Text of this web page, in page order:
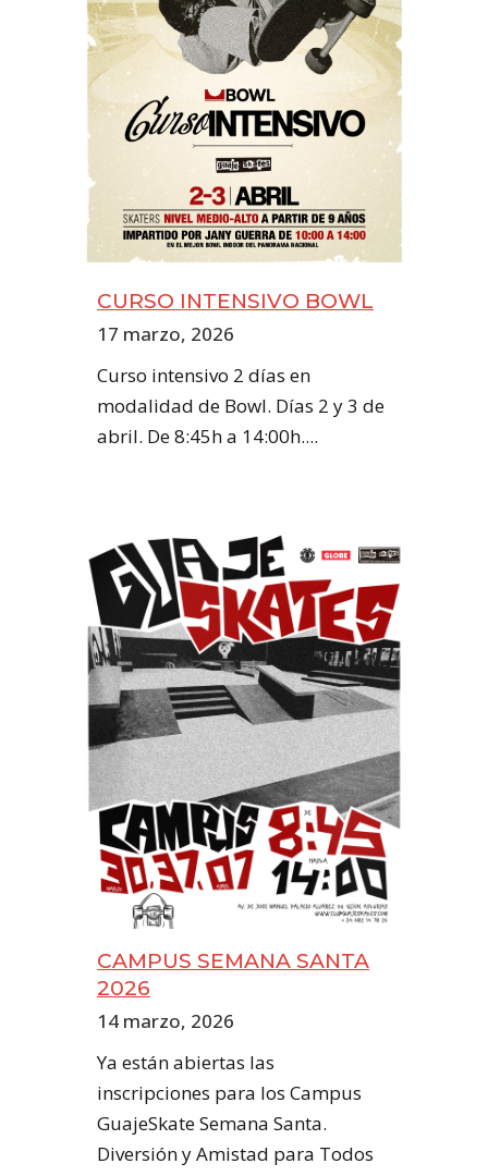
CURSO INTENSIVO BOWL
17 marzo, 2026
Curso intensivo 2 días en
modalidad de Bowl. Días 2 y 3 de
abril. De 8:45h a 14:00h....
CAMPUS SEMANA SANTA
2026
14 marzo, 2026
Ya están abiertas las
inscripciones para los Campus
GuajeSkate Semana Santa.
Diversión y Amistad para Todos